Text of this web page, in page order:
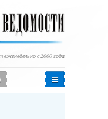
еженедельно с 2000 года